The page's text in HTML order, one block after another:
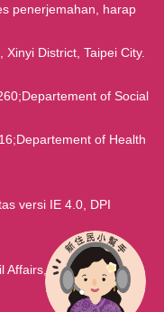
penerjemahan, harap
District, Taipei City.
of Social
of Health
versi IE 4.0, DPI
Affairs, Taipei ALL